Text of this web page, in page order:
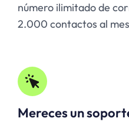
número ilimitado de
2.000 contactos al
Mereces un